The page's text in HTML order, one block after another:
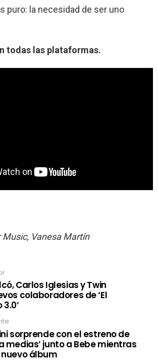
puro: la necesidad de ser uno
todas las plataformas.
Music, Vanesa Martín
Carlos Iglesias y Twin
colaboradores de ‘El
sorprende con el estreno de
medias’ junto a Bebe mientras
álbum